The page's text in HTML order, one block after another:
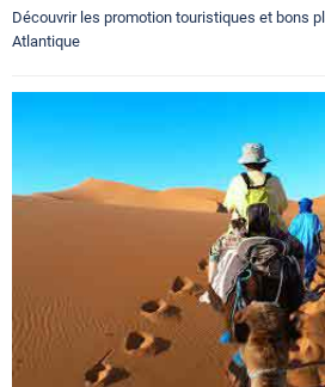
Découvrir les promotion touristiques et bons
Atlantique